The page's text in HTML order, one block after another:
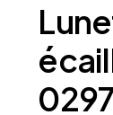
0297